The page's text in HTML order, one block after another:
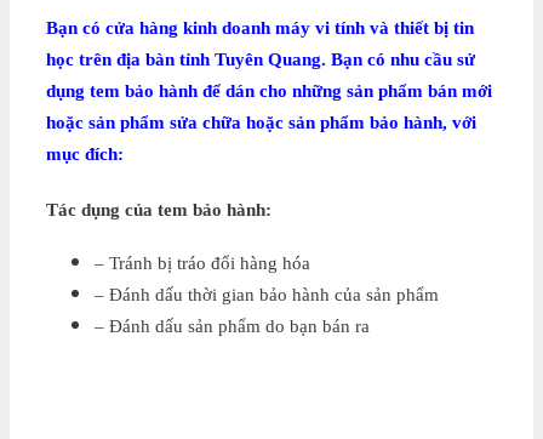
Bạn có cửa hàng kinh doanh máy vi tính và thiết bị tin
học trên địa bàn tỉnh Tuyên Quang. Bạn có nhu cầu sử
dụng tem bảo hành để dán cho những sản phẩm bán mới
hoặc sản phẩm sửa chữa hoặc sản phẩm bảo hành, với
mục đích:
Tác dụng của tem bảo hành:
– Tránh bị tráo đổi hàng hóa
– Đánh dấu thời gian bảo hành của sản phẩm
– Đánh dấu sản phẩm do bạn bán ra